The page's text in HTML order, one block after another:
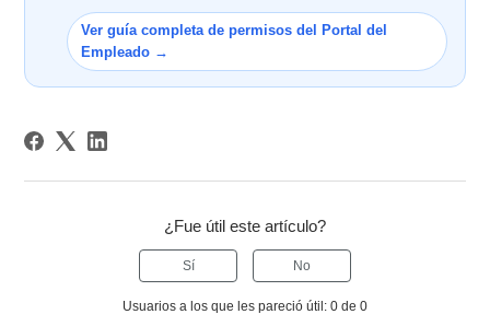
Ver guía completa de permisos del Portal del
Empleado →
¿Fue útil este artículo?
Sí No
Usuarios a los que les pareció útil: 0 de 0